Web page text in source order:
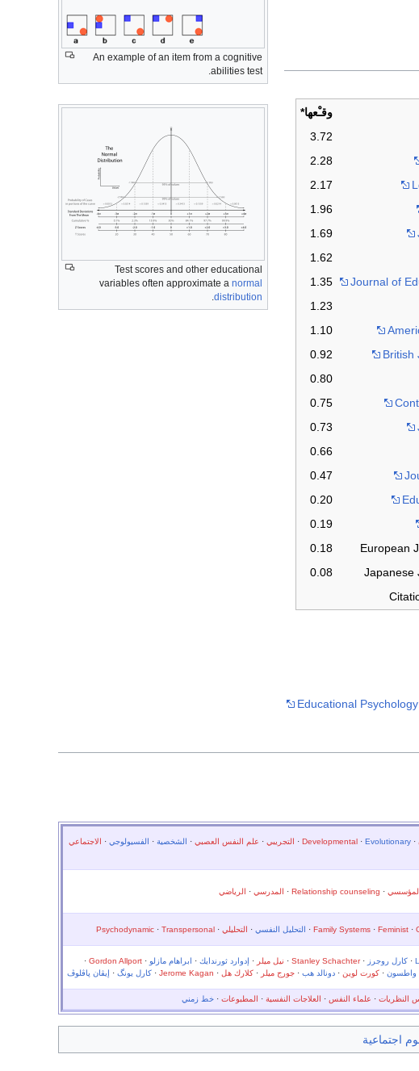
An example of an item from a cognitive
abilities test.
Test scores and other educational
variables often approximate a normal
distribution
وقـْعها*
3.72
2.28
2.17
1.96
1.69
1.62
Journal of
1.35
1.23
1.10
British
0.92
0.80
0.75
0.73
0.66
0.47
0.20
0.19
European
0.18
Japanese
0.08
Educational
·
Developmental · Evolutionary
· التجريبي · علم النفس العصبي · الشخصية · الفسيولوجي · الاجتماعي
·
Relationship counseling
· المدرسي · الرياضي
Family Systems · Feminist ·
· التحليل النفسي · التحليلي ·
Psychodynamic · Transpersonal
· كارل روجرز ·
Stanley Schachter
· نيل ميلر · إدوارد ثورندايك · ابراهام مازلو ·
Gordon Allport
·
· كورت لوين · دونالد هب · جورج ميلر · كلارك هل ·
Jerome Kagan
· كارل يونگ · إيڤان پاڤلوڤ
النظريات · علماء النفس · العلاجات النفسية · المطبوعات · خط زمني
اجتماعية